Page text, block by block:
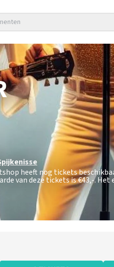
heeft nog tickets
van deze tickets is€43,-. Het